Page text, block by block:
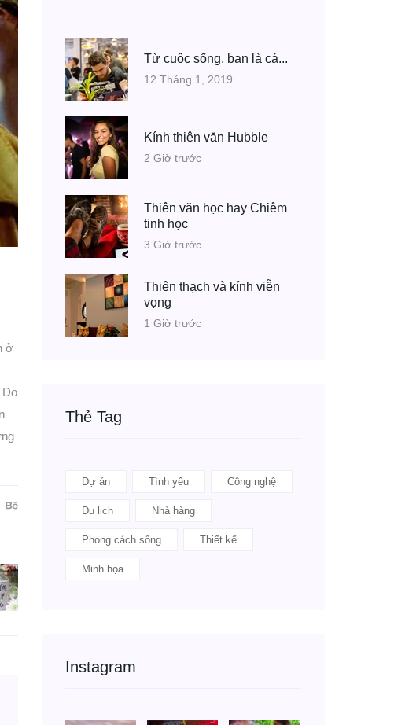
ở
Do
Từ cuộc sống, bạn là cá...
12 Tháng 1, 2019
Kính thiên văn Hubble
2 Giờ trước
Thiên văn học hay Chiêm
tinh học
3 Giờ trước
Thiên thạch và kính viễn
vọng
1 Giờ trước
Thẻ Tag
Dự án Tình yêu Công nghệ
Du lịch Nhà hàng
Phong cách sống Thiết kế
Minh họa
Instagram